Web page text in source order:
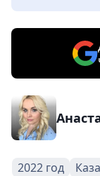
2022 год